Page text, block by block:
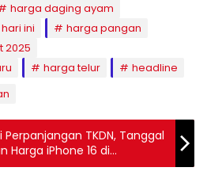
harga daging ayam
ini
harga pangan
2025
harga telur
headline
TKDN, Tanggal
Harga iPhone 16 di